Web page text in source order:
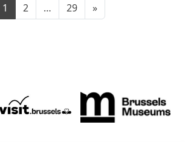
1 2 … 29 »